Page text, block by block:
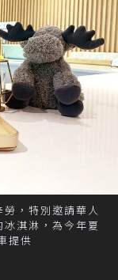
，特別邀請華人
淇淋，為今年夏
提供